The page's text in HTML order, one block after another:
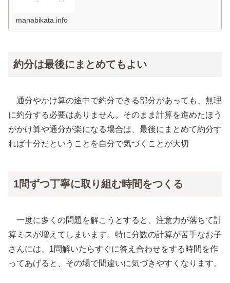
manabikata.info
約分は最後にまとめてもよい
通分やかけ算の途中で約分できる部分があっても、無理
に約分する必要はありません。そのまま計算を進めたほう
がかけ算や通分が楽になる場合は、最後にまとめて約分す
れば十分だということを自分で気づくことが大切
1問ずつ丁寧に取り組む時間をつくる
一度に多くの問題を解こうとすると、注意力が落ちて計
算ミスが増えてしまいます。特に分数の計算が苦手なお子
さんには、1問解いたらすぐに答え合わせをする時間を作
ってあげると、その場で間違いに気づきやすくなります。